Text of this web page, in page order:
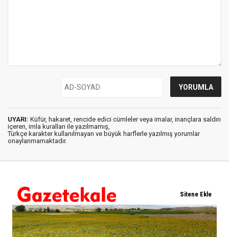
UYARI: Küfür, hakaret, rencide edici cümleler veya imalar, inançlara saldırı
içeren, imla kuralları ile yazılmamış,
Türkçe karakter kullanılmayan ve büyük harflerle yazılmış yorumlar
onaylanmamaktadır.